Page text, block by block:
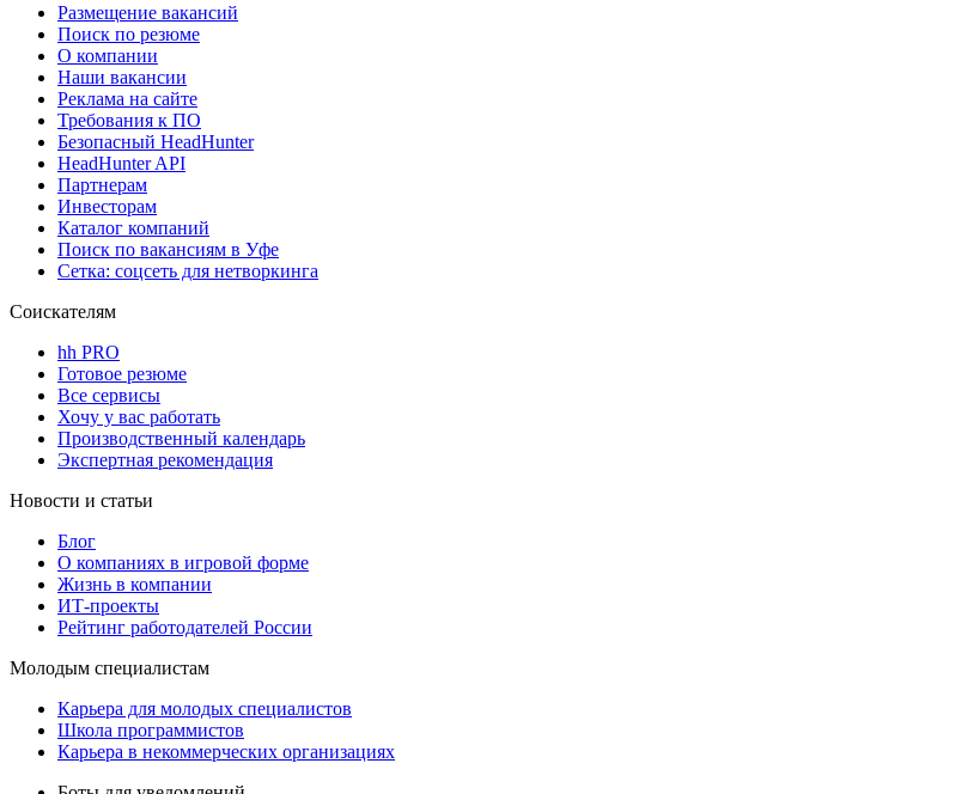
Размещение вакансий
Поиск по резюме
О компании
Наши вакансии
Реклама на сайте
Требования к ПО
Безопасный HeadHunter
HeadHunter API
Партнерам
Инвесторам
Каталог компаний
Поиск по вакансиям в Уфе
Сетка: соцсеть для нетворкинга
Соискателям
hh PRO
Готовое резюме
Все сервисы
Хочу у вас работать
Производственный календарь
Экспертная рекомендация
Новости и статьи
Блог
О компаниях в игровой форме
Жизнь в компании
ИТ-проекты
Рейтинг работодателей России
Молодым специалистам
Карьера для молодых специалистов
Школа программистов
Карьера в некоммерческих организациях